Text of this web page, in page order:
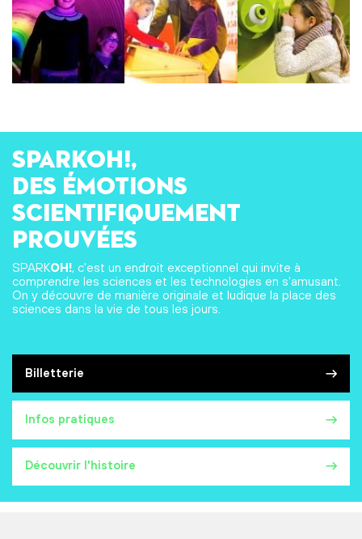
Billetterie
Infos pratiques
Découvrir l'histoire
SPARKOH!,
des émotions
scientifiquement
prouvées
SPARKOH!, c'est un endroit exceptionnel qui invite à
comprendre les sciences et les technologies en s'amusant.
On y découvre de manière originale et ludique la place des
sciences dans la vie de tous les jours.